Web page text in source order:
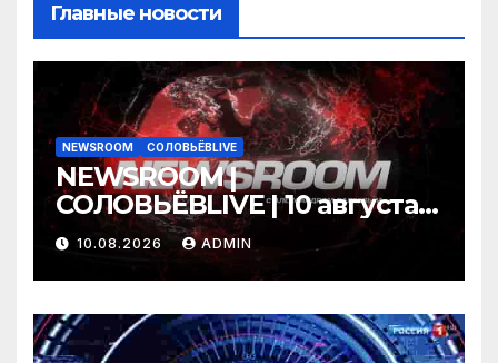
Главные новости
NEWSROOM СОЛОВЬЁВLIVE
NEWSROOM |
СОЛОВЬЁВLIVE | 10 августа
2026 года
10.08.2026 ADMIN